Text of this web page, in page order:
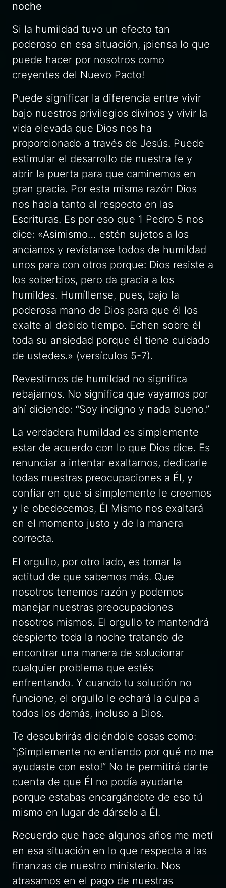
noche
Si la humildad tuvo un efecto tan
poderoso en esa situación, ¡piensa lo que
puede hacer por nosotros como
creyentes del Nuevo Pacto!
Puede significar la diferencia entre vivir
bajo nuestros privilegios divinos y vivir la
vida elevada que Dios nos ha
proporcionado a través de Jesús. Puede
estimular el desarrollo de nuestra fe y
abrir la puerta para que caminemos en
gran gracia. Por esta misma razón Dios
nos habla tanto al respecto en las
Escrituras. Es por eso que 1 Pedro 5 nos
dice: «Asimismo… estén sujetos a los
ancianos y revístanse todos de humildad
unos para con otros porque: Dios resiste a
los soberbios, pero da gracia a los
humildes. Humíllense, pues, bajo la
poderosa mano de Dios para que él los
exalte al debido tiempo. Echen sobre él
toda su ansiedad porque él tiene cuidado
de ustedes.» (versículos 5-7).
Revestirnos de humildad no significa
rebajarnos. No significa que vayamos por
ahí diciendo: “Soy indigno y nada bueno.”
La verdadera humildad es simplemente
estar de acuerdo con lo que Dios dice. Es
renunciar a intentar exaltarnos, dedicarle
todas nuestras preocupaciones a Él, y
confiar en que si simplemente le creemos
y le obedecemos, Él Mismo nos exaltará
en el momento justo y de la manera
correcta.
El orgullo, por otro lado, es tomar la
actitud de que sabemos más. Que
nosotros tenemos razón y podemos
manejar nuestras preocupaciones
nosotros mismos. El orgullo te mantendrá
despierto toda la noche tratando de
encontrar una manera de solucionar
cualquier problema que estés
enfrentando. Y cuando tu solución no
funcione, el orgullo le echará la culpa a
todos los demás, incluso a Dios.
Te descubrirás diciéndole cosas como:
“¡Simplemente no entiendo por qué no me
ayudaste con esto!” No te permitirá darte
cuenta de que Él no podía ayudarte
porque estabas encargándote de eso tú
mismo en lugar de dárselo a Él.
Recuerdo que hace algunos años me metí
en esa situación en lo que respecta a las
finanzas de nuestro ministerio. Nos
atrasamos en el pago de nuestras